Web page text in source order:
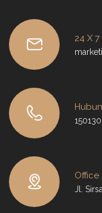
24 X
Office
Jl.